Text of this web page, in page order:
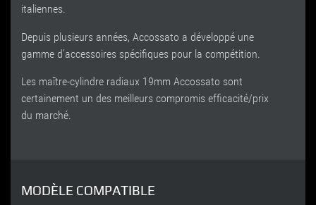
italiennes.
Depuis plusieurs années, Accossato a développé une
gamme d'accessoires spécifiques pour la compétition.
Les maître-cylindre radiaux 19mm Accossato sont
certainement un des meilleurs compromis efficacité/prix
du marché.
MODÈLE COMPATIBLE